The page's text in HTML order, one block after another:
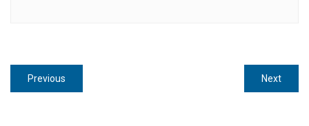
Navegação
de
Previous
post:
NextNext
post: